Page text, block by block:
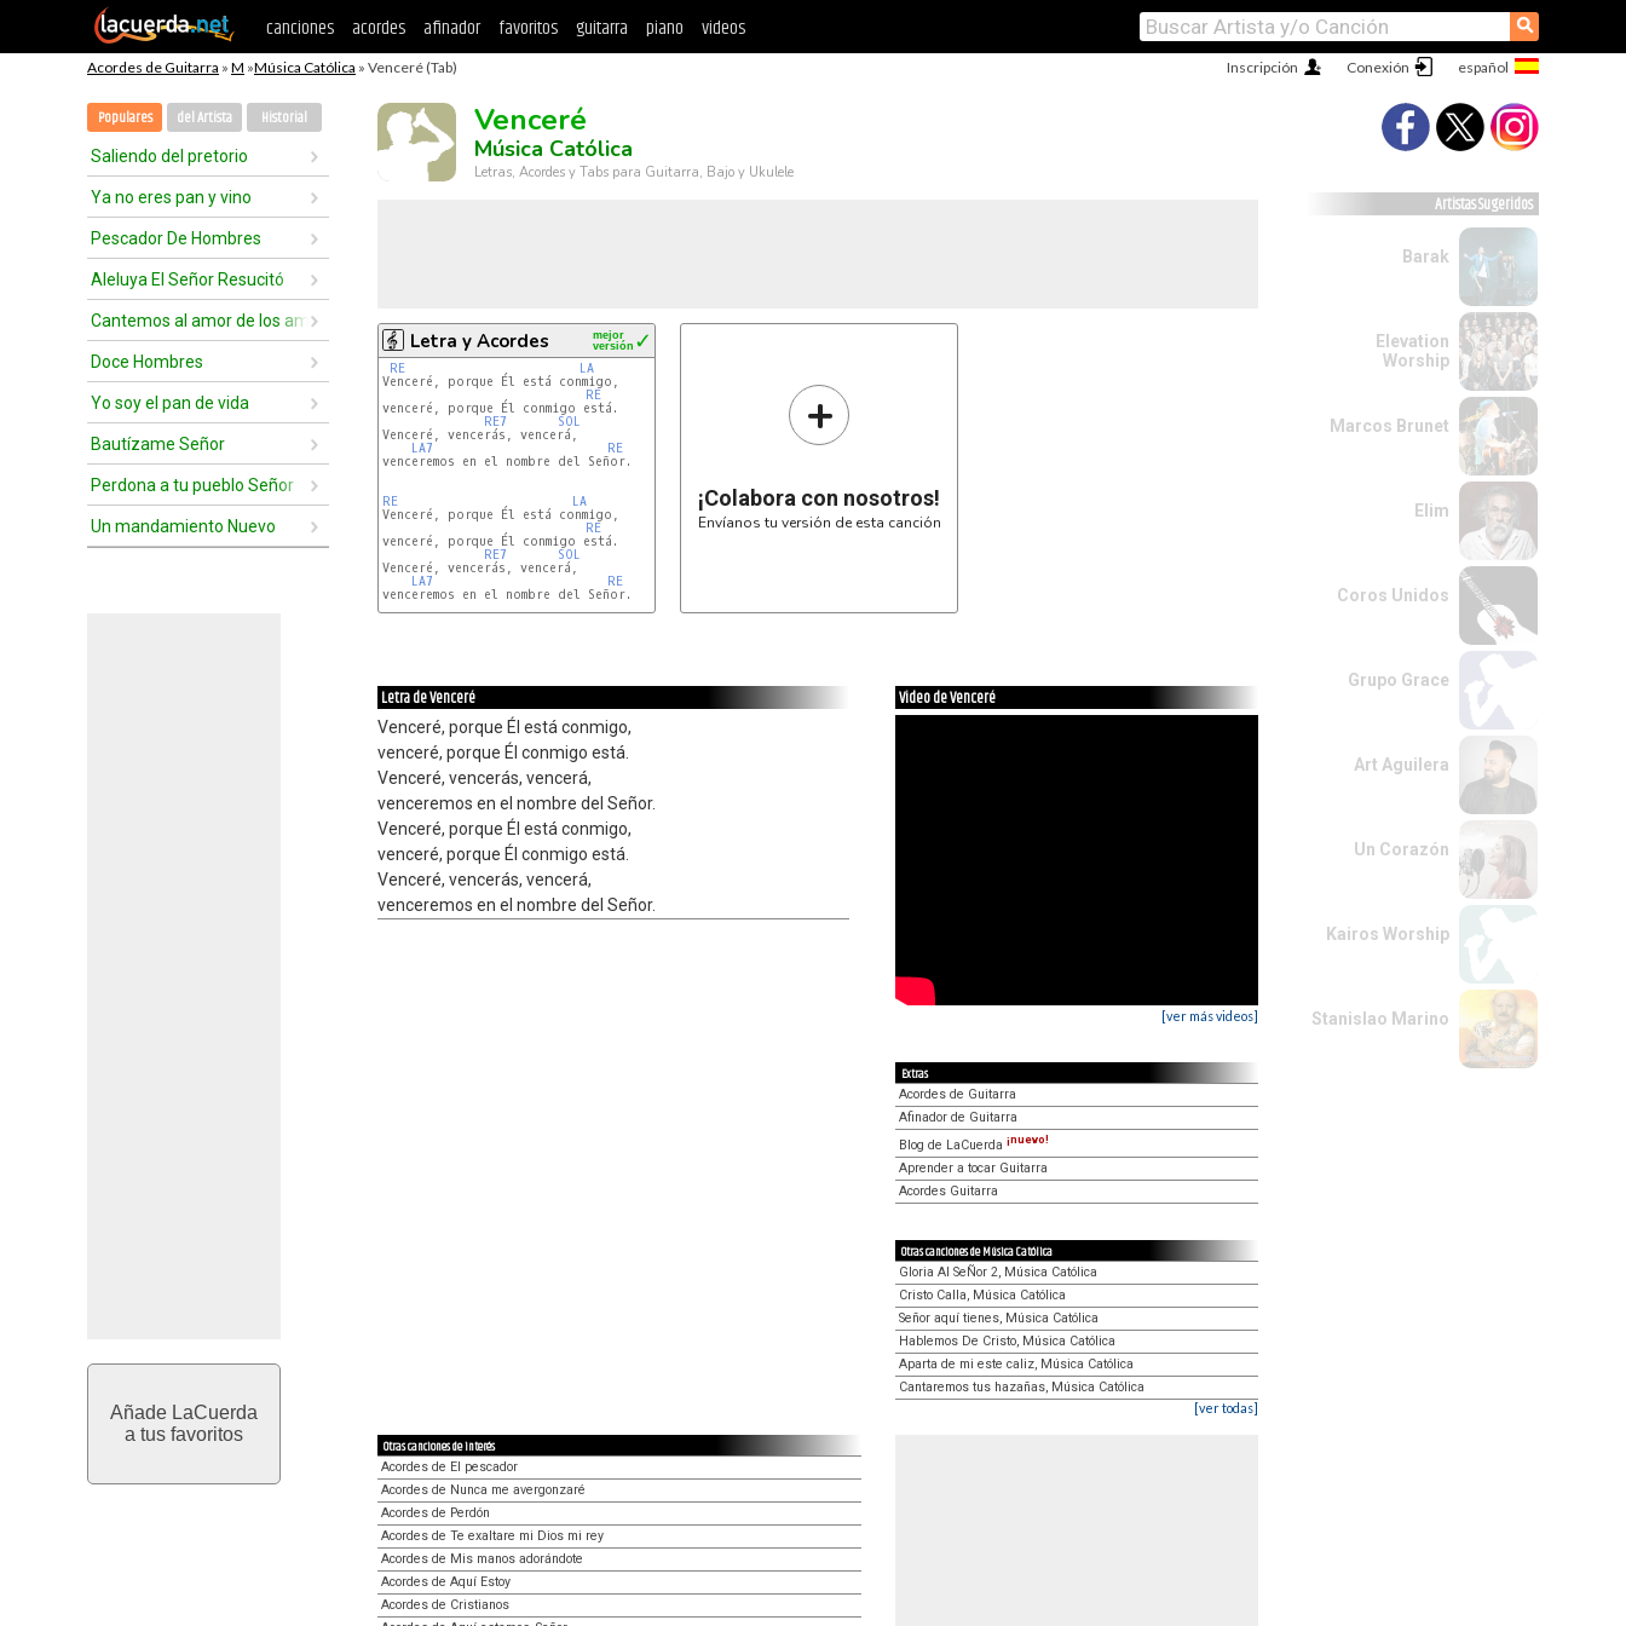
canciones acordes afinador favoritos guitarra piano videos ⚲
Acordes de Guitarra » M »Música Católica » Venceré (Tab) Conexión
Inscripción
Populares del Artista Historial
Saliendo del pretorio
Ya no eres pan y vino
Pescador De Hombres
Aleluya El Señor Resucitó
Cantemos al amor de los amores
Doce Hombres
Yo soy el pan de vida
Bautízame Señor
Perdona a tu pueblo Señor
Un mandamiento Nuevo
Añade LaCuerda
a tus favoritos
Venceré
Música Católica
Letras, Acordes y Tabs para Guitarra, Bajo y Ukulele
Letra y Acordes ✓
mejor
versión
RE
LA
Venceré, porque Él está conmigo,
RE
venceré, porque Él conmigo está.
RE7
SOL
Venceré, vencerás, vencerá,
LA7
RE
venceremos en el nombre del Señor.
RE
LA
Venceré, porque Él está conmigo,
RE
venceré, porque Él conmigo está.
RE7
SOL
Venceré, vencerás, vencerá,
LA7
RE
venceremos en el nombre del Señor.
+
¡Colabora con nosotros!
Envíanos tu versión de esta canción
Letra de Venceré
Venceré, porque Él está conmigo,
venceré, porque Él conmigo está.
Venceré, vencerás, vencerá,
venceremos en el nombre del Señor.
Venceré, porque Él está conmigo,
venceré, porque Él conmigo está.
Venceré, vencerás, vencerá,
venceremos en el nombre del Señor.
Video de Venceré
[ver más videos]
Extras
Acordes de Guitarra
Afinador de Guitarra
Blog de LaCuerda ¡nuevo!
Aprender a tocar Guitarra
Acordes Guitarra
Otras canciones de Música Católica
Gloria Al SeÑor 2, Música Católica
Cristo Calla, Música Católica
Señor aquí tienes, Música Católica
Hablemos De Cristo, Música Católica
Aparta de mi este caliz, Música Católica
Cantaremos tus hazañas, Música Católica
[ver todas]
Otras canciones de interés
Acordes de El pescador
Acordes de Nunca me avergonzaré
Acordes de Perdón
Acordes de Te exaltare mi Dios mi rey
Acordes de Mis manos adorándote
Acordes de Aquí Estoy
Acordes de Cristianos
Artistas Sugeridos
Barak
Elevation
Worship
Marcos Brunet
Elim
Coros Unidos
Grupo Grace
Art Aguilera
Un Corazón
Kairos Worship
Stanislao Marino